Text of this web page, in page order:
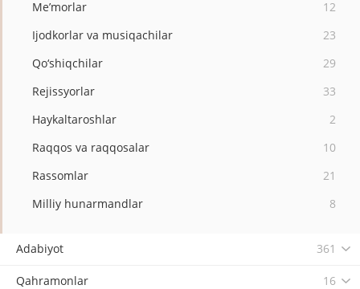
Me’morlar
12
Ijodkorlar va musiqachilar
23
Qo‘shiqchilar
29
Rejissyorlar
33
Haykaltaroshlar
2
Raqqos va raqqosalar
10
Rassomlar
21
Milliy hunarmandlar
8
Adabiyot 361
Qahramonlar 16